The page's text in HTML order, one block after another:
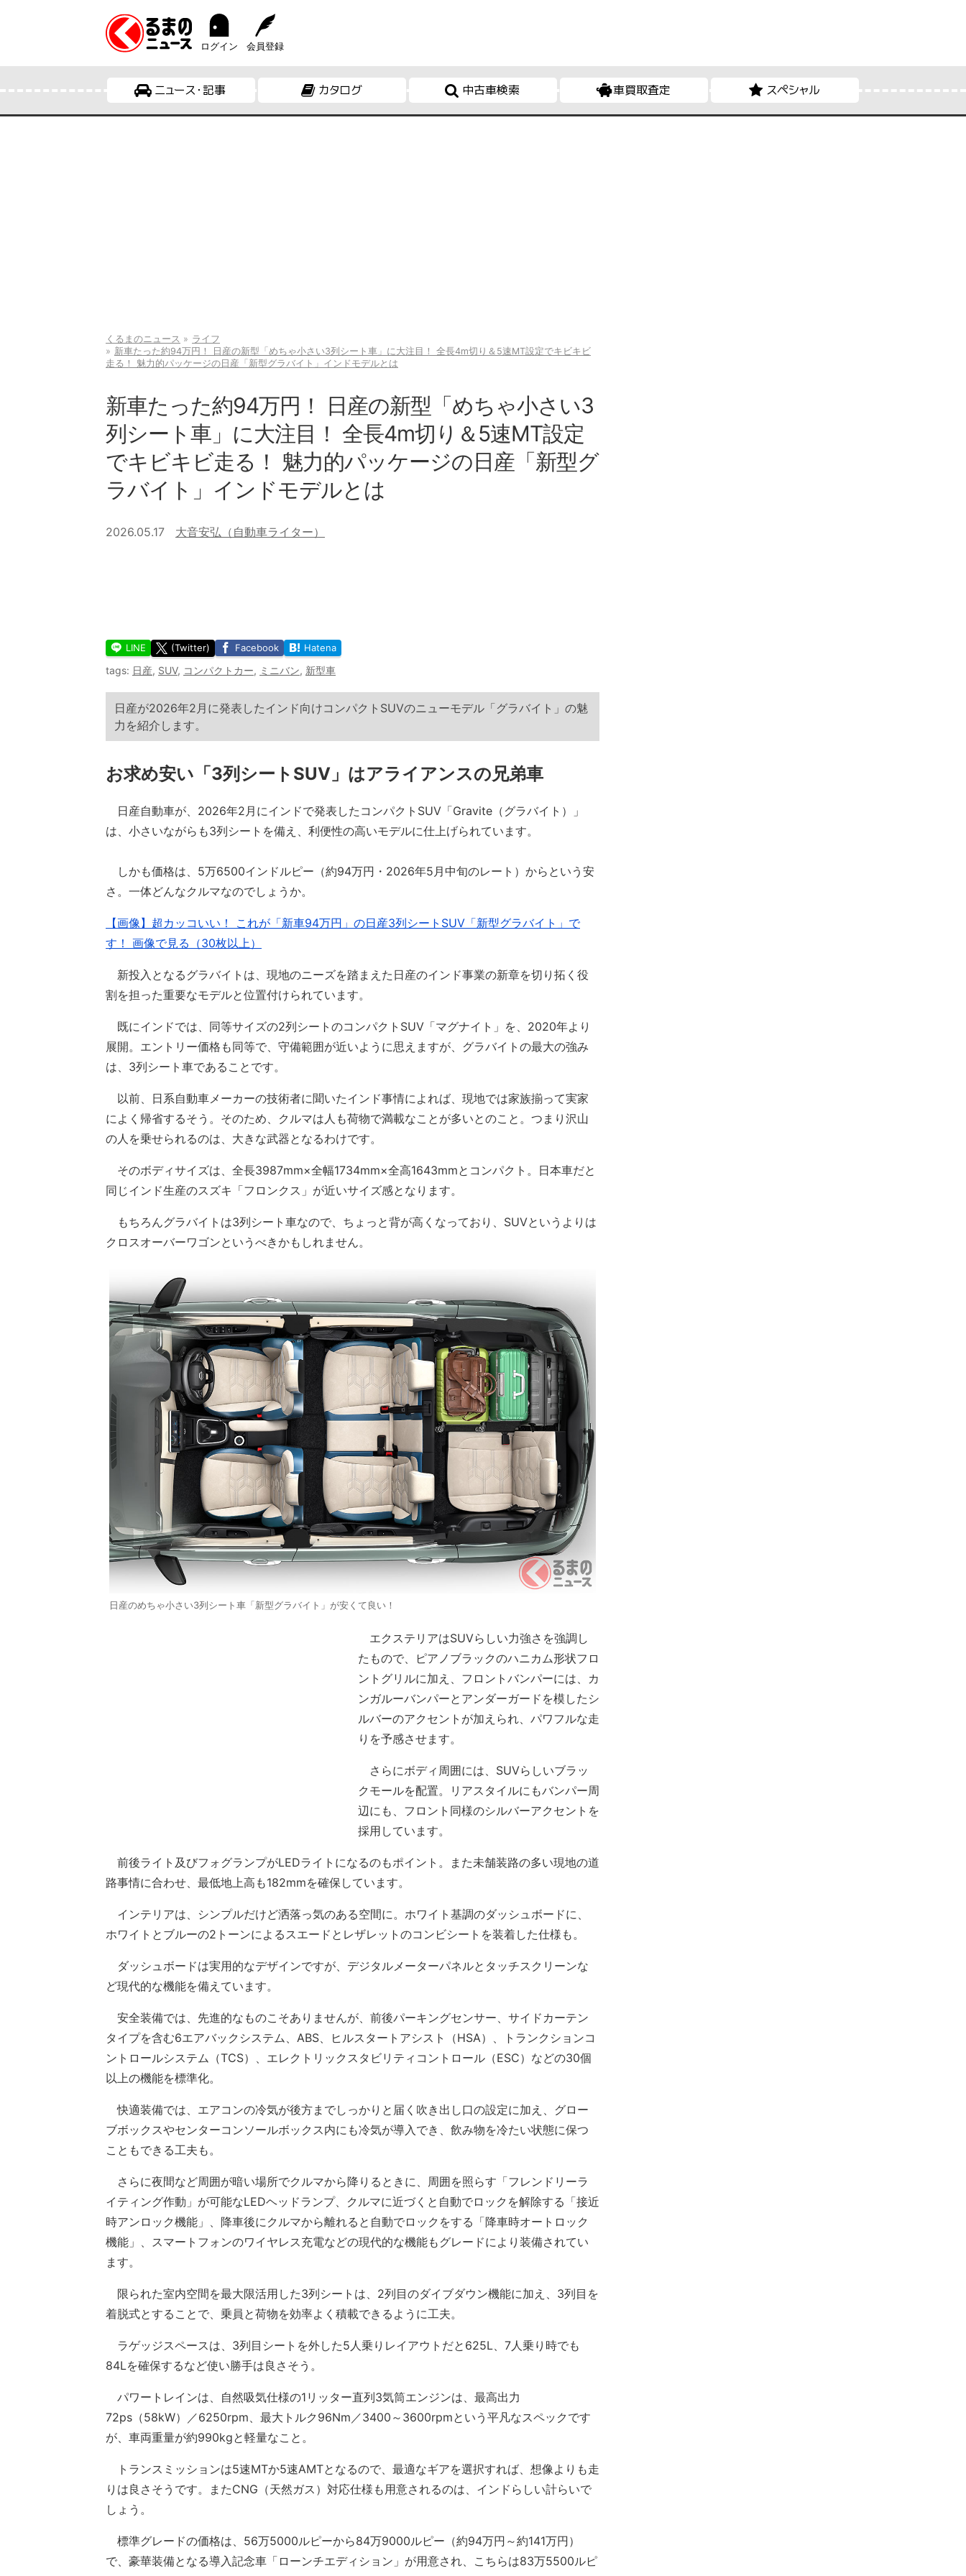
ログイン 会員登録
ニュース・記事 カタログ 中古車検索 車買取査定 スペシャル
くるまのニュース
ライフ
新車たった約94万円！ 日産の新型「めちゃ小さい3列シート車」に大注目！ 全長4m切り＆5速MT設定でキビキビ
走る！ 魅力的パッケージの日産「新型グラバイト」インドモデルとは
新車たった約94万円！ 日産の新型「めちゃ小さい3
列シート車」に大注目！ 全長4m切り＆5速MT設定
でキビキビ走る！ 魅力的パッケージの日産「新型グ
ラバイト」インドモデルとは
2026.05.17 大音安弘（自動車ライター）
LINE (Twitter) Facebook Hatena
tags: 日産, SUV, コンパクトカー, ミニバン, 新型車
日産が2026年2月に発表したインド向けコンパクトSUVのニューモデル「グラバイト」の魅
力を紹介します。
お求め安い「3列シートSUV」はアライアンスの兄弟車
日産自動車が、2026年2月にインドで発表したコンパクトSUV「Gravite（グラバイト）」
は、小さいながらも3列シートを備え、利便性の高いモデルに仕上げられています。
しかも価格は、5万6500インドルピー（約94万円・2026年5月中旬のレート）からという安
さ。一体どんなクルマなのでしょうか。
【画像】超カッコいい！ これが「新車94万円」の日産3列シートSUV「新型グラバイト」で
す！ 画像で見る（30枚以上）
新投入となるグラバイトは、現地のニーズを踏まえた日産のインド事業の新章を切り拓く役
割を担った重要なモデルと位置付けられています。
既にインドでは、同等サイズの2列シートのコンパクトSUV「マグナイト」を、2020年より
展開。エントリー価格も同等で、守備範囲が近いように思えますが、グラバイトの最大の強み
は、3列シート車であることです。
以前、日系自動車メーカーの技術者に聞いたインド事情によれば、現地では家族揃って実家
によく帰省するそう。そのため、クルマは人も荷物で満載なことが多いとのこと。つまり沢山
の人を乗せられるのは、大きな武器となるわけです。
そのボディサイズは、全長3987mm×全幅1734mm×全高1643mmとコンパクト。日本車だと
同じインド生産のスズキ「フロンクス」が近いサイズ感となります。
もちろんグラバイトは3列シート車なので、ちょっと背が高くなっており、SUVというよりは
クロスオーバーワゴンというべきかもしれません。
日産のめちゃ小さい3列シート車「新型グラバイト」が安くて良い！
エクステリアはSUVらしい力強さを強調し
たもので、ピアノブラックのハニカム形状フロ
ントグリルに加え、フロントバンパーには、カ
ンガルーバンパーとアンダーガードを模したシ
ルバーのアクセントが加えられ、パワフルな走
りを予感させます。
さらにボディ周囲には、SUVらしいブラッ
クモールを配置。リアスタイルにもバンパー周
辺にも、フロント同様のシルバーアクセントを
採用しています。
前後ライト及びフォグランプがLEDライトになるのもポイント。また未舗装路の多い現地の道
路事情に合わせ、最低地上高も182mmを確保しています。
インテリアは、シンプルだけど洒落っ気のある空間に。ホワイト基調のダッシュボードに、
ホワイトとブルーの2トーンによるスエードとレザレットのコンビシートを装着した仕様も。
ダッシュボードは実用的なデザインですが、デジタルメーターパネルとタッチスクリーンな
ど現代的な機能を備えています。
安全装備では、先進的なものこそありませんが、前後パーキングセンサー、サイドカーテン
タイプを含む6エアバックシステム、ABS、ヒルスタートアシスト（HSA）、トランクションコ
ントロールシステム（TCS）、エレクトリックスタビリティコントロール（ESC）などの30個
以上の機能を標準化。
快適装備では、エアコンの冷気が後方までしっかりと届く吹き出し口の設定に加え、グロー
ブボックスやセンターコンソールボックス内にも冷気が導入でき、飲み物を冷たい状態に保つ
こともできる工夫も。
さらに夜間など周囲が暗い場所でクルマから降りるときに、周囲を照らす「フレンドリーラ
イティング作動」が可能なLEDヘッドランプ、クルマに近づくと自動でロックを解除する「接近
時アンロック機能」、降車後にクルマから離れると自動でロックをする「降車時オートロック
機能」、スマートフォンのワイヤレス充電などの現代的な機能もグレードにより装備されてい
ます。
限られた室内空間を最大限活用した3列シートは、2列目のダイブダウン機能に加え、3列目を
着脱式とすることで、乗員と荷物を効率よく積載できるように工夫。
ラゲッジスペースは、3列目シートを外した5人乗りレイアウトだと625L、7人乗り時でも
84Lを確保するなど使い勝手は良さそう。
パワートレインは、自然吸気仕様の1リッター直列3気筒エンジンは、最高出力
72ps（58kW）／6250rpm、最大トルク96Nm／3400～3600rpmという平凡なスペックです
が、車両重量が約990kgと軽量なこと。
トランスミッションは5速MTか5速AMTとなるので、最適なギアを選択すれば、想像よりも走
りは良さそうです。またCNG（天然ガス）対応仕様も用意されるのは、インドらしい計らいで
しょう。
標準グレードの価格は、56万5000ルピーから84万9000ルピー（約94万円～約141万円）
で、豪華装備となる導入記念車「ローンチエディション」が用意され、こちらは83万5500ルピ